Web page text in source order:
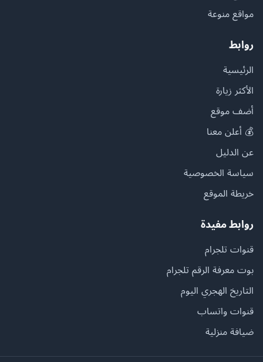
مواقع منوعة
روابط
الرئيسية
الأكثر زيارة
أضف موقع
💰 أعلن معنا
عن الدليل
سياسة الخصوصية
خريطة الموقع
روابط مفيدة
قنوات تلجرام
بوت معرفة الرقم تلجرام
التاريخ الهجري اليوم
قنوات واتساب
ضيافة منزلية